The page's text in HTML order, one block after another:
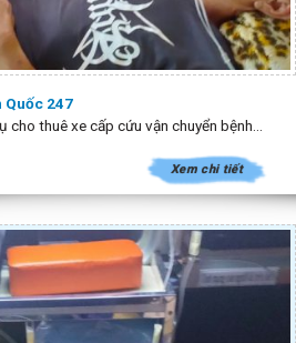
Quốc 247
cho thuê xe cấp cứu vận chuyển bệnh...
Xem chi tiết